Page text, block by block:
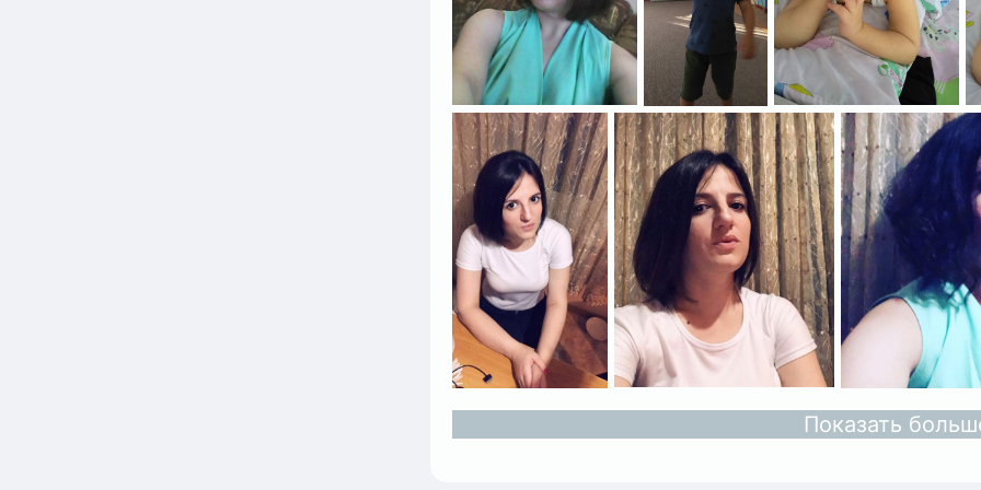
Показать